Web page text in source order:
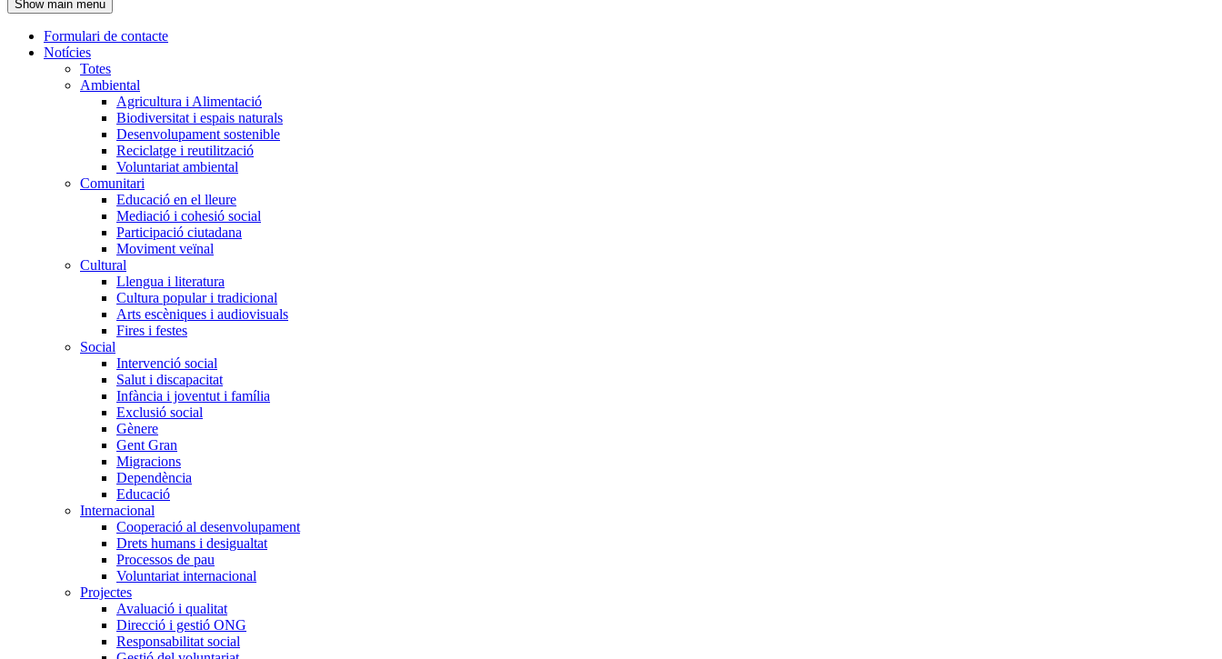
l'encapçalament
Show main menu
Navegació
principal
Formulari de contacte
Notícies
Totes
Ambiental
Agricultura i Alimentació
Biodiversitat i espais naturals
Desenvolupament sostenible
Reciclatge i reutilització
Voluntariat ambiental
Comunitari
Educació en el lleure
Mediació i cohesió social
Participació ciutadana
Moviment veïnal
Cultural
Llengua i literatura
Cultura popular i tradicional
Arts escèniques i audiovisuals
Fires i festes
Social
Intervenció social
Salut i discapacitat
Infància i joventut i família
Exclusió social
Gènere
Gent Gran
Migracions
Dependència
Educació
Internacional
Cooperació al desenvolupament
Drets humans i desigualtat
Processos de pau
Voluntariat internacional
Projectes
Avaluació i qualitat
Direcció i gestió ONG
Responsabilitat social